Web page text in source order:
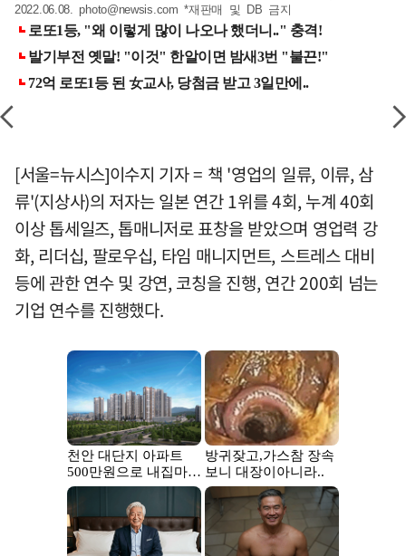
2022.06.08.photo@newsis.com *재판매 및 DB 금지
[서울=뉴시스]이수지 기자 = 책 '영업의 일류, 이류, 삼
류'(지상사)의 저자는 일본 연간 1위를 4회, 누계 40회
이상 톱세일즈, 톱매니저로 표창을 받았으며 영업력 강
화, 리더십, 팔로우십, 타임 매니지먼트, 스트레스 대비
등에 관한 연수 및 강연, 코칭을 진행, 연간 200회 넘는
기업 연수를 진행했다.